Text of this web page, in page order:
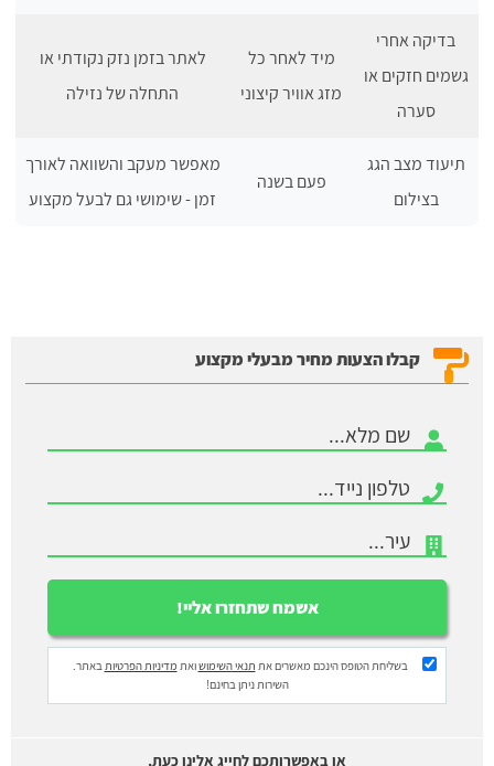
בדיקה אחרי
גשמים חזקים או
סערה
מיד לאחר כל
מזג אוויר קיצוני
לאתר בזמן נזק נקודתי או
התחלה של נזילה
תיעוד מצב הגג
בצילום
פעם בשנה
מאפשר מעקב והשוואה לאורך
זמן - שימושי גם לבעל מקצוע
קבלו הצעות מחיר מבעלי מקצוע
בשליחת הטופס הינכם מאשרים את תנאי השימושואת מדיניות הפרטיות באתר.
השירות ניתן בחינם!
או באפשרותכם לחייג אלינו כעת,